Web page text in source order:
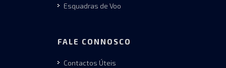
Esquadras de Voo
FALE CONNOSCO
Contactos Úteis